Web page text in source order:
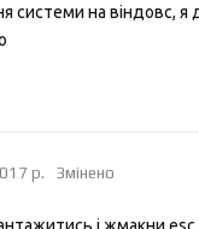
системи на віндовс, я
р. Змінено
i жмакни